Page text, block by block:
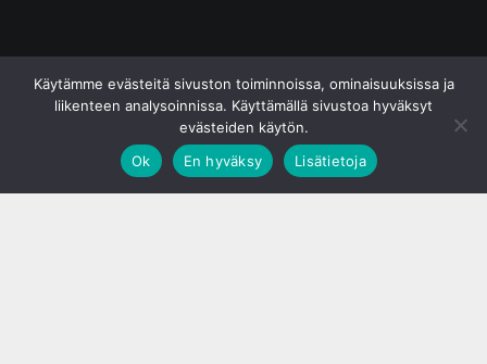
Käytämme evästeitä sivuston toiminnoissa, ominaisuuksissa ja
liikenteen analysoinnissa. Käyttämällä sivustoa hyväksyt
evästeiden käytön.
Ok
En hyväksy Lisätietoja